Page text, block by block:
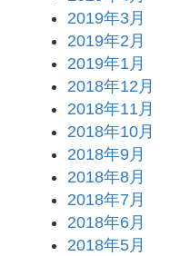
2019年3月
2019年2月
2019年1月
2018年12月
2018年11月
2018年10月
2018年9月
2018年8月
2018年7月
2018年6月
2018年5月